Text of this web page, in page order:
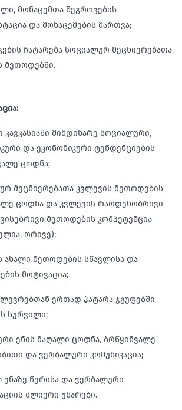
მონაცემთა შეგროვების
და მონაცემების მართვა;
ჩატარება სოციალურ მეცნიერებათა
მეთოდებში.
კავკასიაში მიმდინარე სოციალური,
და ეკონომიკური ტენდენციების
ცოდნა;
მეცნიერებათა კვლევის მეთოდების
ცოდნა და კვლევის რაოდენობრივი
მეთოდების კომპეტენცია
ორივე);
ახალი მეთოდების სწავლისა და
მოტივაცია;
ერთად პატარა ჯგუფებში
სურვილი;
ენის მაღალი ცოდნა, ბრწყინვალე
და ვერბალური კომუნიკაცია;
წერისა და ვერბალური
ძლიერი უნარები.